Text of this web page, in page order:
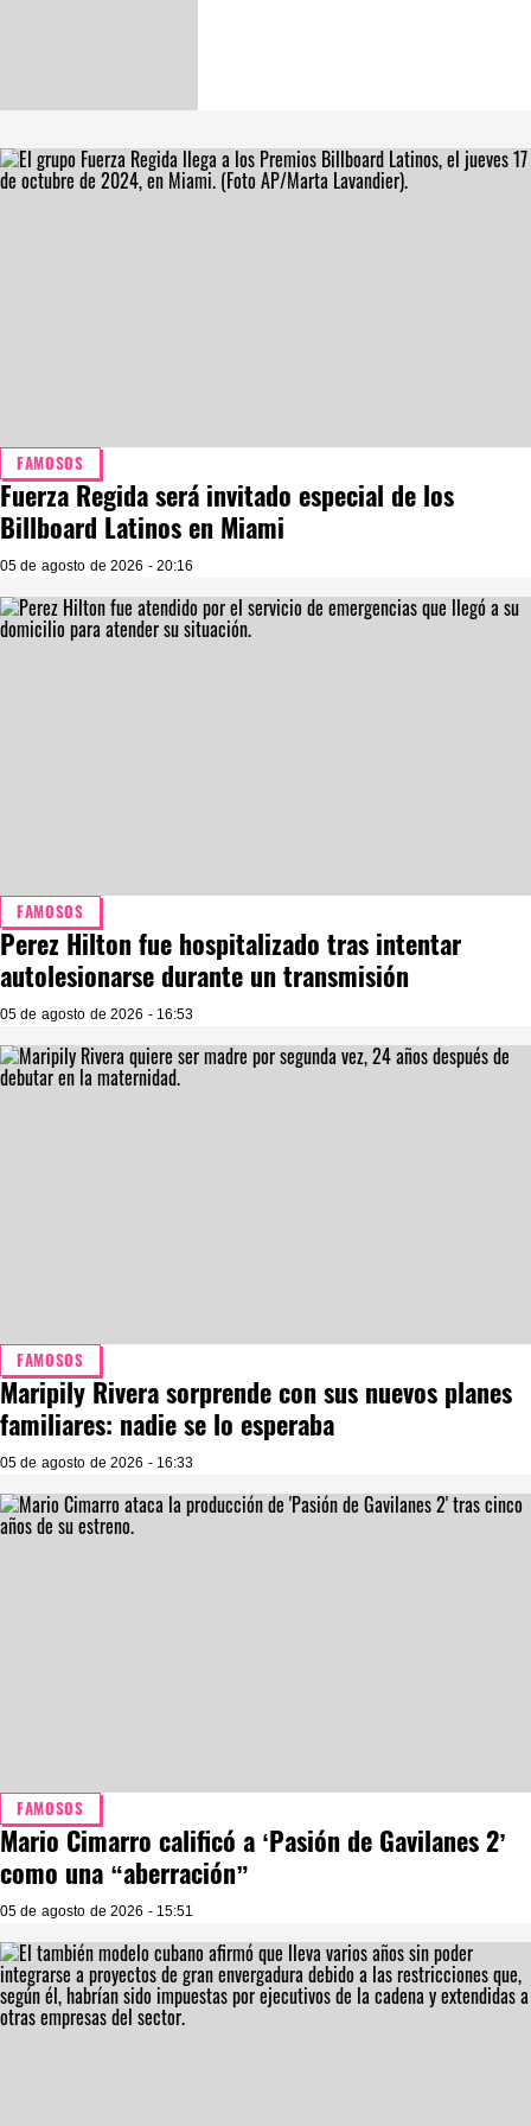
FAMOSOS
Fuerza Regida será invitado especial de los
Billboard Latinos en Miami
05 de agosto de 2026 - 20:16
FAMOSOS
Perez Hilton fue hospitalizado tras intentar
autolesionarse durante un transmisión
05 de agosto de 2026 - 16:53
FAMOSOS
Maripily Rivera sorprende con sus nuevos planes
familiares: nadie se lo esperaba
05 de agosto de 2026 - 16:33
FAMOSOS
Mario Cimarro calificó a ‘Pasión de Gavilanes 2’
como una “aberración”
05 de agosto de 2026 - 15:51